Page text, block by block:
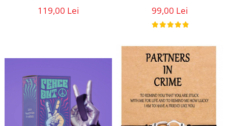
119,00 Lei 99,00 Lei